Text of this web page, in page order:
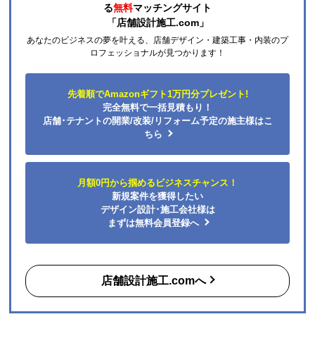
ひらり〜さん
2026年7月26日 12:54
欲しい商品をスムーズに注文できましたか？
予定の期日までに商品が届きましたか？
商品の梱包は必要十分なものでしたか？
またこのショップを利用したいですか？
【このショップを選んだ理由は？】
購入した時点で最安価格でした。また、このショップ
を以前利用したことがあり、対応がとても良かったの
る無料マッチングサイト
「店舗設計施工.com」
あなたのビジネスの夢を叶える、店舗デザイン・建築工事・内装のプ
ロフェッショナルが見つかります！
先着順でAmazonギフト1万円分プレゼント!
完全無料で一括見積もり！
店舗･テナントの開業/改装/リフォーム予定の施主様はこ
ちら
月額0円から掴めるビジネスチャンス！
新規案件を獲得したい
デザイン設計･施工会社様は
まずは無料会員登録へ
店舗設計施工.comへ